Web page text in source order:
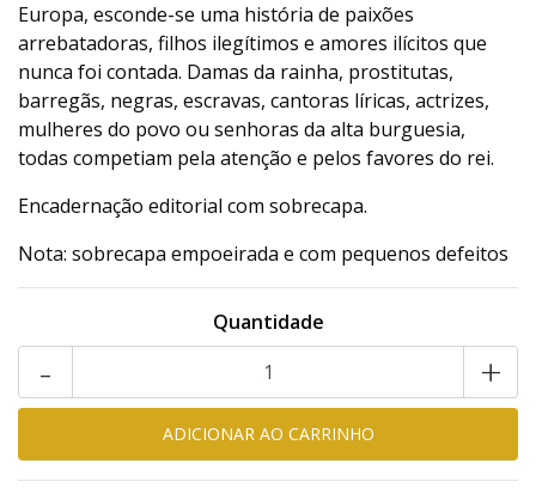
Europa, esconde-se uma história de paixões
arrebatadoras, filhos ilegítimos e amores ilícitos que
nunca foi contada. Damas da rainha, prostitutas,
barregãs, negras, escravas, cantoras líricas, actrizes,
mulheres do povo ou senhoras da alta burguesia,
todas competiam pela atenção e pelos favores do rei.
Encadernação editorial com sobrecapa.
Nota: sobrecapa empoeirada e com pequenos defeitos
Quantidade
+
-